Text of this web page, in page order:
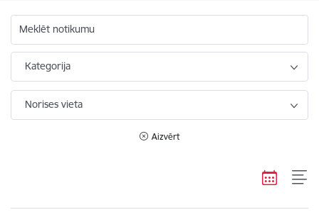
Meklēt notikumu
Kategorija
Norises vieta
Aizvērt